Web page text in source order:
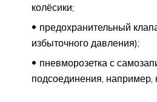
колёсики;
предохранительный
избыточного давления);
пневморозетка с
подсоединения, например,